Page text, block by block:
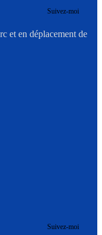
Suivez-moi
et en déplacement de
Suivez-moi